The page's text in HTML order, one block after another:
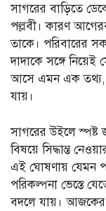
সাগরের বাড়িতে
পল্লবী। কারণ
তাকে। পরিবারের
দাদাকে সঙ্গে
আসে এমন এক তথ্য,
যায়।
সাগরের উইলে স্পষ্ট
বিষয়ে সিদ্ধান্ত
এই ঘোষণায় যেমন
পরিকল্পনা ভেস্তে
বদলে যায়। আজকের